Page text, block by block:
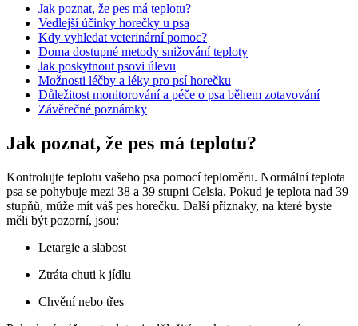
Jak poznat, že pes ⁣má teplotu?
Vedlejší účinky ‍horečky u psa
Kdy vyhledat veterinární pomoc?
Doma dostupné metody snižování teploty
Jak poskytnout⁢ psovi úlevu
Možnosti léčby a ⁣léky pro psí horečku
Důležitost monitorování⁣ a péče o psa během zotavování
Závěrečné poznámky
Jak poznat, že pes ⁣má teplotu?
Kontrolujte ‍teplotu vašeho psa pomocí teploměru. Normální​ teplota
psa se⁣ pohybuje ⁤mezi 38 a 39 stupni ⁣Celsia. Pokud je teplota nad 39
stupňů, může ⁤mít váš pes horečku.‍ Další ‍příznaky, ⁤na které byste
měli být pozorní,​ jsou:
Letargie a slabost
Ztráta chuti k jídlu
Chvění nebo třes